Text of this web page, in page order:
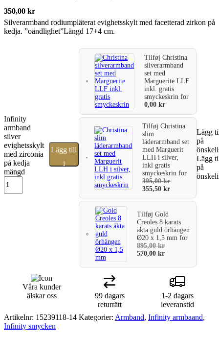
350,00 kr
Silverarmband rodiumpläterat evighetsskylt med facetterad zirkon på
kedja. ”oändlighet”Längd 17+4 cm.
Infinity
armband
silver
evighetsskylt
med zirconia
på kedja
mängd
Lägg till
i
TilføjChristina
silverarmband
set med
Marguerite LLF
inkl. gratis
smyckeskrinfor
0,00kr
TilføjChristina
slim
läderarmband set
med Marguerit
LLH i silver,
inkl gratis
smyckeskrinfor
395,00kr
355,50kr
TilføjGold
Creoles 8 karats
äkta guld örhängen
Ø20 x 1,5 mmfor
895,00kr
570,00kr
Lägg
på
Lägg
på
Våra kunder
älskar oss
99 dagars
returrätt
1-2 dagars
leveranstid
Artikelnr: 15239118-14 Kategorier: Armband, Infinity armbaand,
Infinity smycken